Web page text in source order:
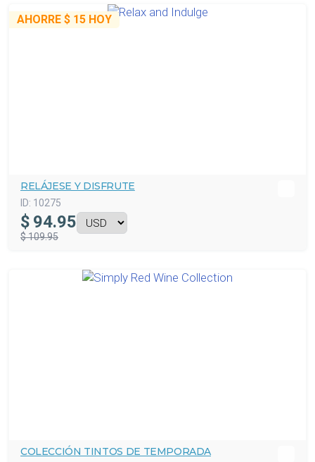
AHORRE $ 15 HOY
RELÁJESE Y DISFRUTE
ID: 10275
$ 94.95
$ 109.95
COLECCIÓN TINTOS DE TEMPORADA